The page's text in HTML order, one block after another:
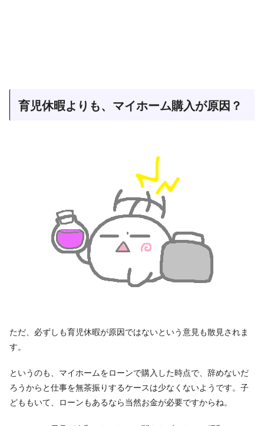
育児休暇よりも、マイホーム購入が原因？
ただ、必ずしも育児休暇が原因ではないという意見も散見されま
す。
というのも、マイホームをローンで購入した時点で、辞めないだ
ろうからと仕事を無茶振りするケースは少なくないようです。子
どももいて、ローンもあるなら当然お金が必要ですからね。